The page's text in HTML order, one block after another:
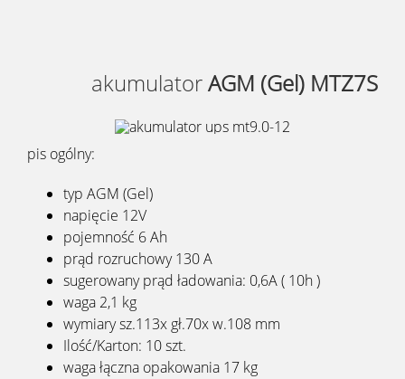
akumulatorAGM (Gel) MTZ7S
pis ogólny:
typ AGM (Gel)
napięcie 12V
pojemność 6 Ah
prąd rozruchowy 130 A
sugerowany prąd ładowania: 0,6A ( 10h )
waga 2,1 kg
wymiary sz.113x gł.70x w.108 mm
Ilość/Karton: 10 szt.
waga łączna opakowania 17 kg